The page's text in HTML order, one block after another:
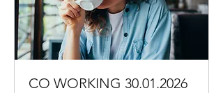
CO WORKING 30.01.2026